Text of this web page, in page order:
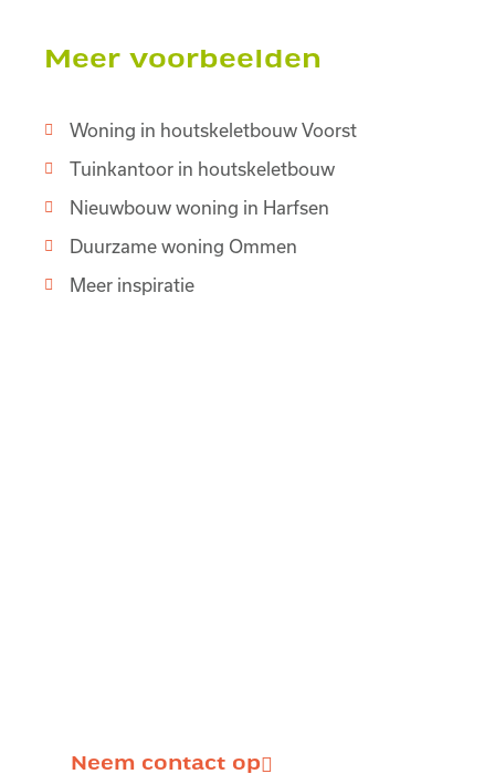
Meer voorbeelden
Woning in houtskeletbouw Voorst
Tuinkantoor in houtskeletbouw
Nieuwbouw woning in Harfsen
Duurzame woning Ommen
Meer inspiratie
Neem contact op